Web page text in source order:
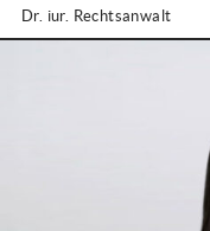
Dr. iur. Rechtsanwalt